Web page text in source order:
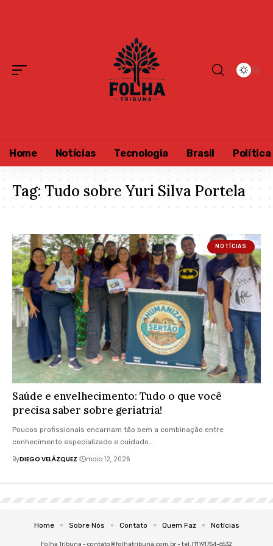
Home Notícias Tecnologia Brasil Política
Tag:Tudo sobre Yuri Silva Portela
NOTÍCIAS
Saúde e envelhecimento: Tudo o que você
precisa saber sobre geriatria!
Poucos profissionais encarnam tão bem a combinação entre
conhecimento especializado e cuidado…
ByDIEGO VELÁZQUEZ maio 12, 2026
Folha Tribuna - contato@folhatribuna.com.br- tel.(11)91754-6532
Home Sobre Nós Contato Quem Faz Notícias